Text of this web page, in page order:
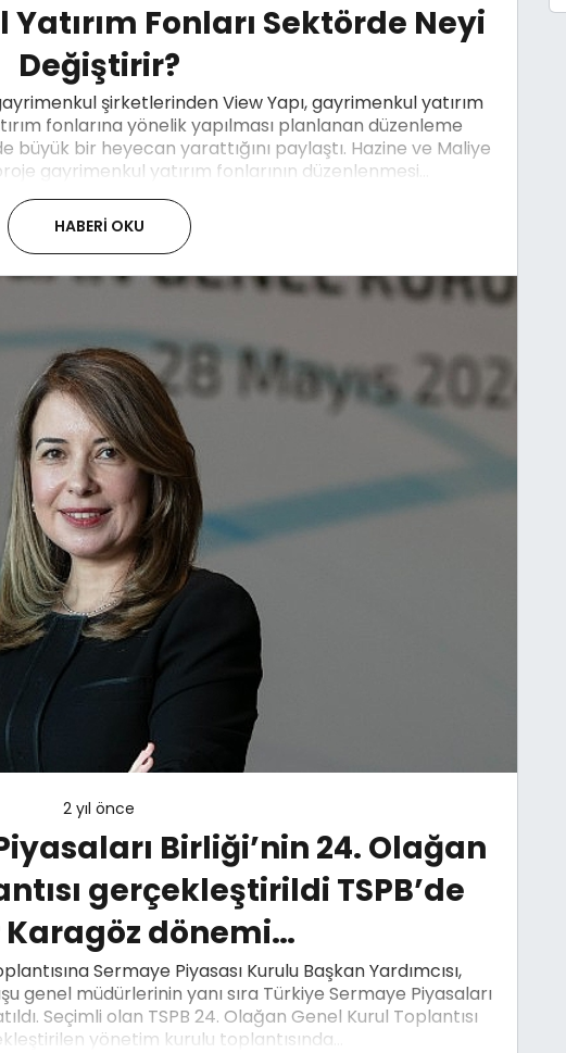
Fonları Sektörde Neyi
Değiştirir?
şirketlerinden View Yapı, gayrimenkul yatırım
fonlarına yönelik yapılması planlanan düzenleme
büyük bir heyecan yarattığını paylaştı. Hazine ve Maliye
gayrimenkul yatırım fonlarının düzenlenmesi...
HABERI OKU
2 yıl önce
Birliği’nin 24. Olağan
gerçekleştirildi TSPB’de
Karagöz dönemi…
Sermaye Piyasası Kurulu Başkan Yardımcısı,
genel müdürlerinin yanı sıra Türkiye Sermaye Piyasaları
Seçimli olan TSPB 24. Olağan Genel Kurul Toplantısı
yönetim kurulu toplantısında...